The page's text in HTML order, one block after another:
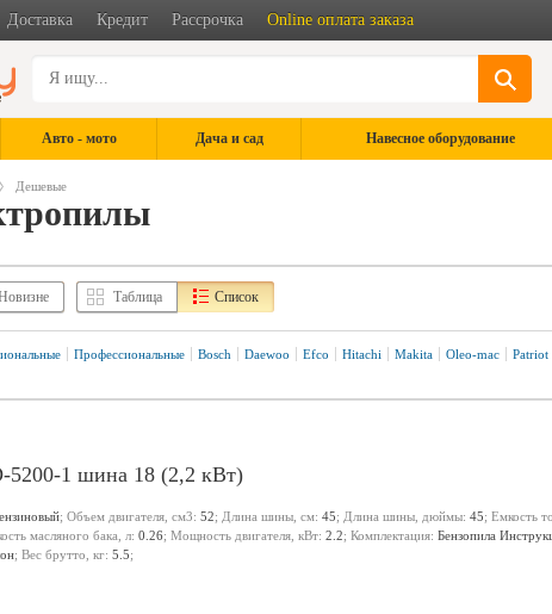
Доставка Кредит Рассрочка Online оплата заказа
Авто - мото Дача и сад Навесное оборудование
Дешевые
Таблица Список
Профессиональные Bosch Daewoo Efco Hitachi Makita Oleo-mac Patriot
5200-1 шина 18 (2,2 кВт)
; Объем двигателя, см3: 52; Длина шины, см: 45; Длина шины, дюймы: 45; Емкость
масляного бака, л: 0.26; Мощность двигателя, кВт: 2.2; Комплектация: Бензопила
; Вес брутто, кг: 5.5;